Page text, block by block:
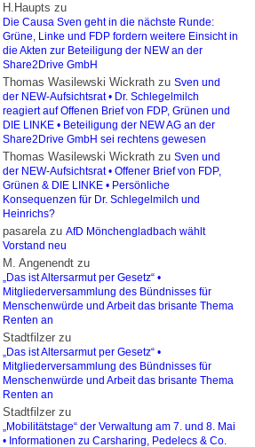
H.Haupts zu
Die Causa Sven geht in die nächste Runde:
Grüne, Linke und FDP fordern weitere Einsicht in
die Akten zur Beteiligung der NEW an der
Share2Drive GmbH
Thomas Wasilewski Wickrath zu Sven und
der NEW-Aufsichtsrat • Dr. Schlegelmilch
reagiert auf Offenen Brief von FDP, Grünen und
DIE LINKE • Beteiligung der NEW AG an der
Share2Drive GmbH sei rechtens gewesen
Thomas Wasilewski Wickrath zu Sven und
der NEW-Aufsichtsrat • Offener Brief von FDP,
Grünen & DIE LINKE • Persönliche
Konsequenzen für Dr. Schlegelmilch und
Heinrichs?
pasarelazu AfD Mönchengladbach wählt
Vorstand neu
M. Angenendt zu
„Das ist Altersarmut per Gesetz“ •
Mitgliederversammlung des Bündnisses für
Menschenwürde und Arbeit das brisante Thema
Renten an
Stadtfilzer zu
„Das ist Altersarmut per Gesetz“ •
Mitgliederversammlung des Bündnisses für
Menschenwürde und Arbeit das brisante Thema
Renten an
Stadtfilzer zu
„Mobilitätstage“ der Verwaltung am 7. und 8. Mai
• Informationen zu Carsharing, Pedelecs & Co.